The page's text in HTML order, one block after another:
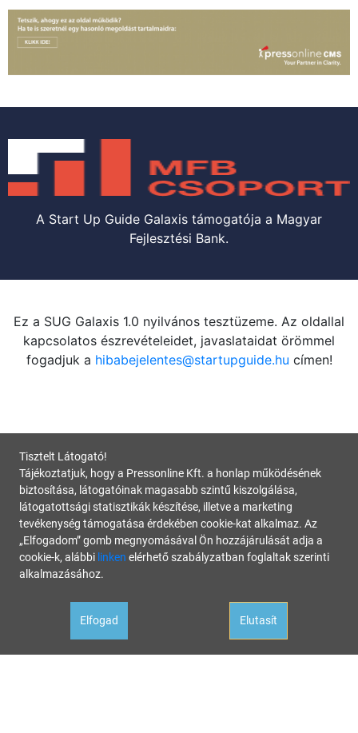
A Start Up Guide Galaxis támogatója a Magyar
Fejlesztési Bank.
Ez a SUG Galaxis 1.0 nyilvános tesztüzeme. Az oldallal
kapcsolatos észrevételeidet, javaslataidat örömmel
fogadjuk a hibabejelentes@startupguide.hu címen!
Tisztelt Látogató!
Tájékoztatjuk, hogy a Pressonline Kft. a honlap működésének
biztosítása, látogatóinak magasabb szintű kiszolgálása,
látogatottsági statisztikák készítése, illetve a marketing
tevékenység támogatása érdekében cookie-kat alkalmaz. Az
„Elfogadom” gomb megnyomásával Ön hozzájárulását adja a
cookie-k, alábbi linken elérhető szabályzatban foglaltak szerinti
alkalmazásához.
Elfogad Elutasít